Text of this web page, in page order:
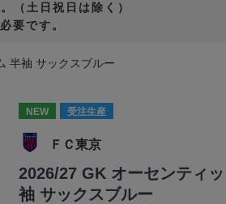
（土日祝日は除く）
要です。
半袖 サックスブルー
NEW 受注生産
ＦＣ東京
2026/27 GK オーセンティ
袖 サックスブルー